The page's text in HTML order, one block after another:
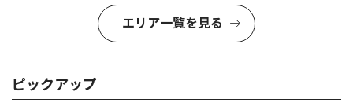
エリア一覧を見る
ピックアップ